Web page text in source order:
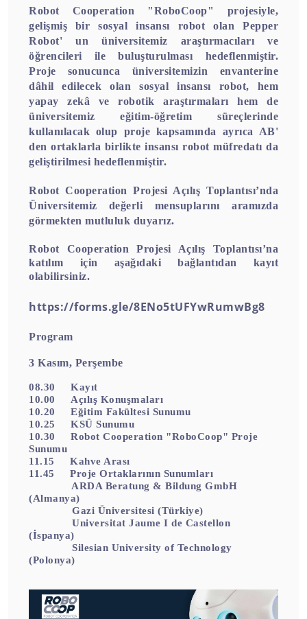
Robot Cooperation "RoboCoop" projesiyle,
gelişmiş bir sosyal insansı robot olan Pepper
Robot' un üniversitemiz araştırmacıları ve
öğrencileri ile buluşturulması hedeflenmiştir.
Proje sonucunca üniversitemizin envanterine
dâhil edilecek olan sosyal insansı robot, hem
yapay zekâ ve robotik araştırmaları hem de
üniversitemiz eğitim-öğretim süreçlerinde
kullanılacak olup proje kapsamında ayrıca AB'
den ortaklarla birlikte insansı robot müfredatı da
geliştirilmesi hedeflenmiştir.
Robot Cooperation Projesi Açılış Toplantısı’nda
Üniversitemiz değerli mensuplarını aramızda
görmekten mutluluk duyarız.
Robot Cooperation Projesi Açılış Toplantısı’na
katılım için aşağıdaki bağlantıdan kayıt
olabilirsiniz.
https://forms.gle/8ENo5tUFYwRumwBg8
Program
3 Kasım, Perşembe
08.30 Kayıt
10.00 Açılış Konuşmaları
10.20 Eğitim Fakültesi Sunumu
10.25 KSÜ Sunumu
10.30 Robot Cooperation "RoboCoop" Proje
Sunumu
11.15 Kahve Arası
11.45 Proje Ortaklarının Sunumları
ARDA Beratung & Bildung GmbH
(Almanya)
Gazi Üniversitesi (Türkiye)
Universitat Jaume I de Castellon
(İspanya)
Silesian University of Technology
(Polonya)